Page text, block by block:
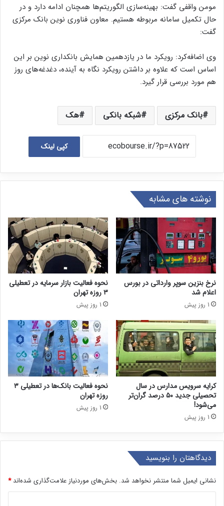
مومن واقفی گفت: بهینه‌سازی الگوریتم‌ها همچنان ادامه دارد و در
حال تکمیل سامانه مربوطه هستیم. معاون فناوری نوین بانک مرکزی
گفت:
وی اضافه‌کرد: رویکرد ما در یازدهمین همایش بانکداری نوین بر این
اساس است که علاوه بر داشتن رویکرد نگاه به آینده، دغدغه‌های روز
هم مورد بررسی قرار گیرد.
بانک مرکزی شبکه بانکی هک
کپی لینک
نوشته های مشابه
نرخ بنزین سوپر وارداتی در بورس
اعلام شد
1 روز پیش
نحوه فعالیت بازار سرمایه در تعطیلی
۳ روزه تهران
1 روز پیش
کرایه سرویس مدارس در سال
تحصیلی جدید ۵۰ درصد گران‌تر
می‌شود!
1 روز پیش
نحوه فعالیت بانک‌ها در تعطیلی ۳
روزه تهران
1 روز پیش
دیدگاهتان را بنویسید
نشانی ایمیل شما منتشر نخواهد شد. بخش‌های موردنیاز علامت‌گذاری شده‌اند*